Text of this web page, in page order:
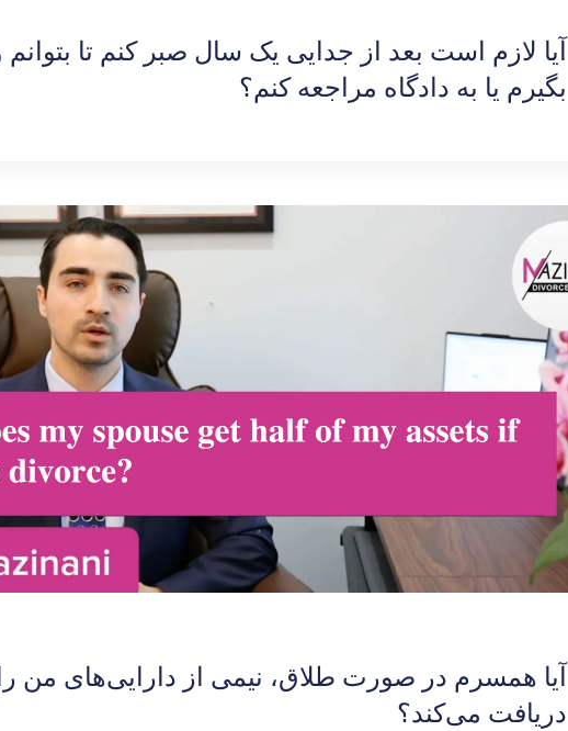
آیا لازم است بعد از جدایی یک سال صبر کنم تا بتوانم
بگیرم یا به دادگاه مراجعه کنم؟
آیا همسرم در صورت طلاق، نیمی از دارایی‌های من
دریافت می‌کند؟